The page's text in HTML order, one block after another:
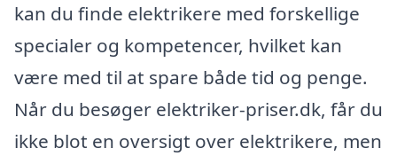
kan du finde elektrikere med forskellige
specialer og kompetencer, hvilket kan
være med til at spare både tid og penge.
Når du besøger elektriker-priser.dk, får du
ikke blot en oversigt over elektrikere, men